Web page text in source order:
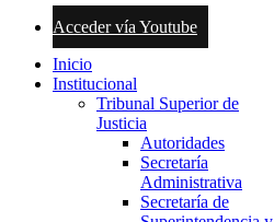
Acceder vía Youtube
Inicio
Institucional
Tribunal Superior de
Justicia
Autoridades
Secretaría
Administrativa
Secretaría de